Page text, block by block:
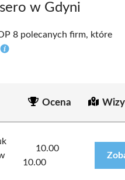
w Gdyni
8 polecanych firm, które
Ocena
10.00
10.00